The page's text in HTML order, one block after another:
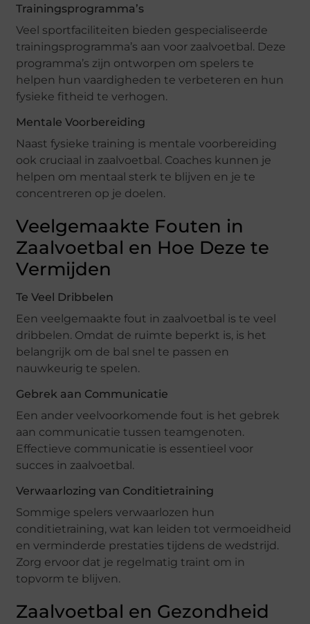
Trainingsprogramma’s
Veel sportfaciliteiten bieden gespecialiseerde
trainingsprogramma’s aan voor zaalvoetbal. Deze
programma’s zijn ontworpen om spelers te
helpen hun vaardigheden te verbeteren en hun
fysieke fitheid te verhogen.
Mentale Voorbereiding
Naast fysieke training is mentale voorbereiding
ook cruciaal in zaalvoetbal. Coaches kunnen je
helpen om mentaal sterk te blijven en je te
concentreren op je doelen.
Veelgemaakte Fouten in
Zaalvoetbal en Hoe Deze te
Vermijden
Te Veel Dribbelen
Een veelgemaakte fout in zaalvoetbal is te veel
dribbelen. Omdat de ruimte beperkt is, is het
belangrijk om de bal snel te passen en
nauwkeurig te spelen.
Gebrek aan Communicatie
Een ander veelvoorkomende fout is het gebrek
aan communicatie tussen teamgenoten.
Effectieve communicatie is essentieel voor
succes in zaalvoetbal.
Verwaarlozing van Conditietraining
Sommige spelers verwaarlozen hun
conditietraining, wat kan leiden tot vermoeidheid
en verminderde prestaties tijdens de wedstrijd.
Zorg ervoor dat je regelmatig traint om in
topvorm te blijven.
Zaalvoetbal en Gezondheid